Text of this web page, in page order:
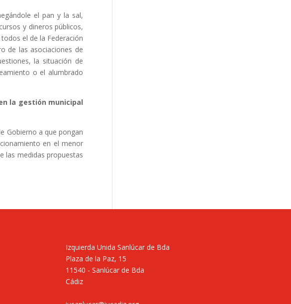
el pan y la sal,
y dineros públicos,
el de la Federación
de las asociaciones de
la situación de
o el alumbrado
la gestión municipal
Gobierno a que pongan
en el menor
las medidas propuestas
Izquierda Unida Sanlúcar de Bda
Plaza de la Paz, 15
11540 - Sanlúcar de Bda
Cádiz